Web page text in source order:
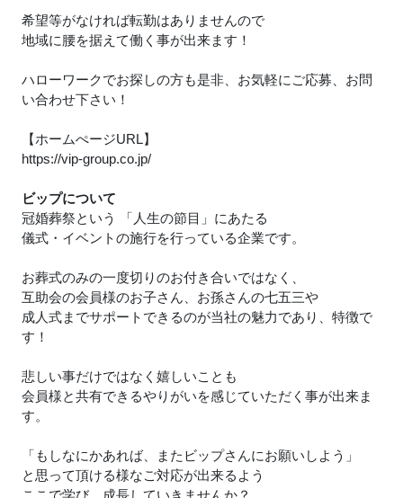
希望等がなければ転勤はありませんので
地域に腰を据えて働く事が出来ます！
ハローワークでお探しの方も是非、お気軽にご応募、お問
い合わせ下さい！
【ホームぺージURL】
https://vip-group.co.jp/
ビップについて
冠婚葬祭という 「人生の節目」にあたる
儀式・イベントの施行を行っている企業です。
お葬式のみの一度切りのお付き合いではなく、
互助会の会員様のお子さん、お孫さんの七五三や
成人式までサポートできるのが当社の魅力であり、特徴で
す！
悲しい事だけではなく嬉しいことも
会員様と共有できるやりがいを感じていただく事が出来ま
す。
「もしなにかあれば、またビップさんにお願いしよう」
と思って頂ける様なご対応が出来るよう
ここで学び、成長していきませんか？